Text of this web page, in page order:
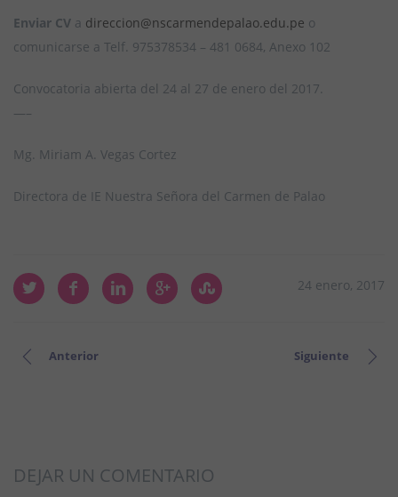
Enviar CV a direccion@nscarmendepalao.edu.pe o
comunicarse a Telf. 975378534 – 481 0684, Anexo 102
Convocatoria abierta del 24 al 27 de enero del 2017.
—–
Mg. Miriam A. Vegas Cortez
Directora de IE Nuestra Señora del Carmen de Palao
24 enero, 2017
Anterior Siguiente
DEJAR UN COMENTARIO